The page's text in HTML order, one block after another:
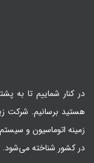
در کنار شماییم تا به
هستید برسانیم. شرکت
زمینه اتوماسیون و
در کشور شناخته می‌شود.